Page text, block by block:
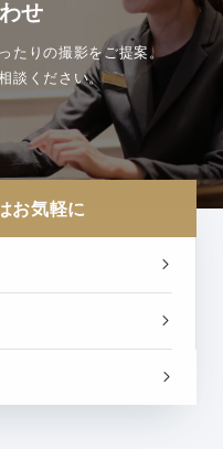
せ
たりの撮影をご提案。
談ください。
お気軽に